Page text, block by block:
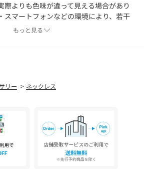
よりも色味が違って見える場合があり
スマートフォンなどの環境により、若干
なる場合もございます。
もっと見る
リー ネックレス